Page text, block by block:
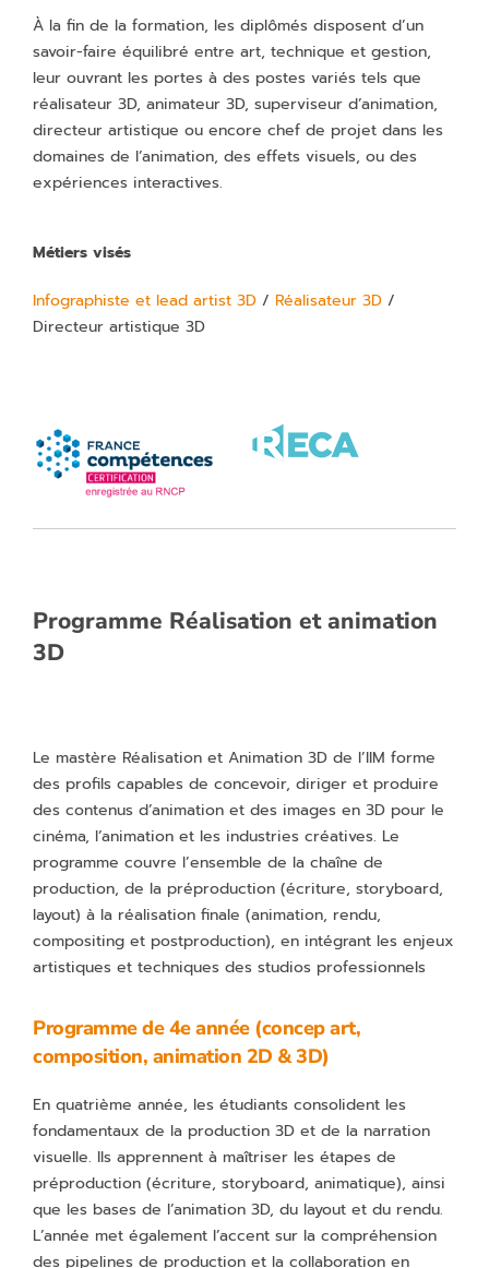
À la fin de la formation, les diplômés disposent d’un
savoir-faire équilibré entre art, technique et gestion,
leur ouvrant les portes à des postes variés tels que
réalisateur 3D, animateur 3D, superviseur d’animation,
directeur artistique ou encore chef de projet dans les
domaines de l’animation, des effets visuels, ou des
expériences interactives.
Métiers visés
Infographiste et lead artist 3D / Réalisateur 3D /
Directeur artistique 3D
Programme Réalisation et animation
3D
Le mastère Réalisation et Animation 3D de l’IIM forme
des profils capables de concevoir, diriger et produire
des contenus d’animation et des images en 3D pour le
cinéma, l’animation et les industries créatives. Le
programme couvre l’ensemble de la chaîne de
production, de la préproduction (écriture, storyboard,
layout) à la réalisation finale (animation, rendu,
compositing et postproduction), en intégrant les enjeux
artistiques et techniques des studios professionnels
Programme de 4e année (concep art,
composition, animation 2D & 3D)
En quatrième année, les étudiants consolident les
fondamentaux de la production 3D et de la narration
visuelle. Ils apprennent à maîtriser les étapes de
préproduction (écriture, storyboard, animatique), ainsi
que les bases de l’animation 3D, du layout et du rendu.
L’année met également l’accent sur la compréhension
des pipelines de production et la collaboration en